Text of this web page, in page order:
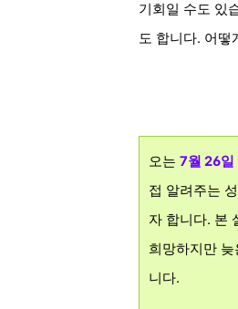
기회일 수도 있
도 합니다. 어떻
오는 7월 26일
접 알려주는
자 합니다. 본
희망하지만
니다.